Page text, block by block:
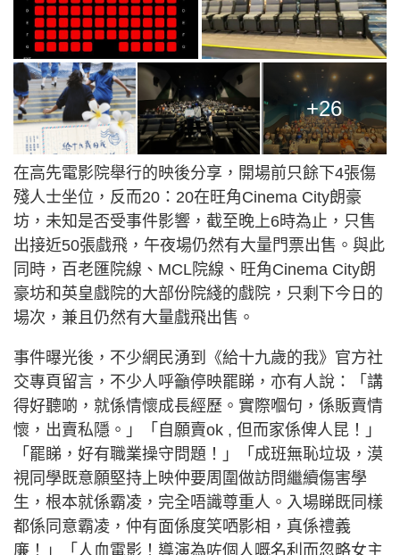
+26
在高先電影院舉行的映後分享，開場前只餘下4張傷
殘人士坐位，反而20：20在旺角Cinema City朗豪
坊，未知是否受事件影響，截至晚上6時為止，只售
出接近50張戲飛，午夜場仍然有大量門票出售。與此
同時，百老匯院線、MCL院線、旺角Cinema City朗
豪坊和英皇戲院的大部份院綫的戲院，只剩下今日的
場次，兼且仍然有大量戲飛出售。
事件曝光後，不少網民湧到《給十九歲的我》官方社
交專頁留言，不少人呼籲停映罷睇，亦有人說：「講
得好聽啲，就係情懷成長經歷。實際嗰句，係販賣情
懷，出賣私隱。」「自願賣ok , 但而家係俾人昆！」
「罷睇，好有職業操守問題！」「成班無恥垃圾，漠
視同學既意願堅持上映仲要周圍做訪問繼續傷害學
生，根本就係霸凌，完全唔識尊重人。入場睇既同樣
都係同意霸凌，仲有面係度笑哂影相，真係禮義
廉！」「人血電影！導演為咗個人嘅名利而忽略女主